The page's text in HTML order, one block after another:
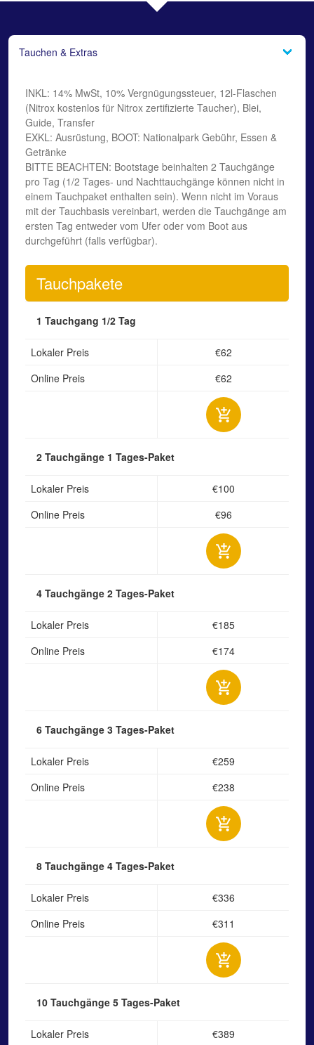
Tauchen & Extras
INKL: 14% MwSt, 10% Vergnügungssteuer, 12l-Flaschen
(Nitrox kostenlos für Nitrox zertifizierte Taucher), Blei,
Guide, Transfer
EXKL: Ausrüstung, BOOT: Nationalpark Gebühr, Essen &
Getränke
BITTE BEACHTEN: Bootstage beinhalten 2 Tauchgänge
pro Tag (1/2 Tages- und Nachttauchgänge können nicht in
einem Tauchpaket enthalten sein). Wenn nicht im Voraus
mit der Tauchbasis vereinbart, werden die Tauchgänge am
ersten Tag entweder vom Ufer oder vom Boot aus
durchgeführt (falls verfügbar).
Tauchpakete
1 Tauchgang 1/2 Tag
Lokaler Preis
€62
Online Preis
€62
2 Tauchgänge 1 Tages-Paket
Lokaler Preis
€100
Online Preis
€96
4 Tauchgänge 2 Tages-Paket
Lokaler Preis
€185
Online Preis
€174
6 Tauchgänge 3 Tages-Paket
Lokaler Preis
€259
Online Preis
€238
8 Tauchgänge 4 Tages-Paket
Lokaler Preis
€336
Online Preis
€311
10 Tauchgänge 5 Tages-Paket
Lokaler Preis €389